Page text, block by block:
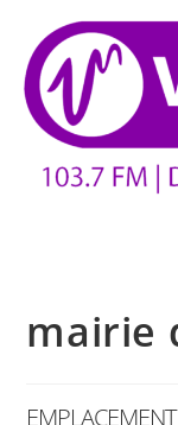
mairie
EMPLACEMENT